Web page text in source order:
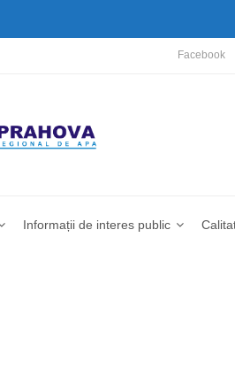
Facebook
Informații de interes public